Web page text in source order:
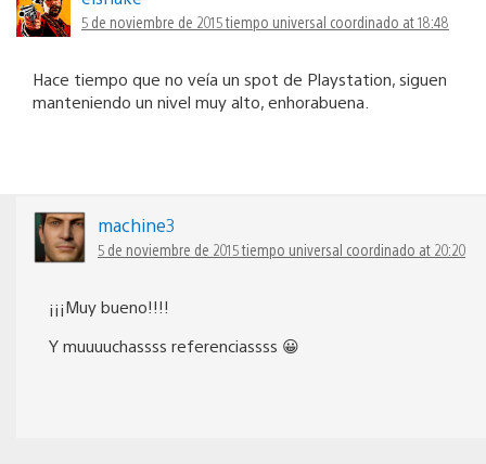
5 de noviembre de 2015 tiempo universal coordinado at 18:48
Hace tiempo que no veía un spot de Playstation, siguen
manteniendo un nivel muy alto, enhorabuena.
machine3
5 de noviembre de 2015 tiempo universal coordinado at 20:20
¡¡¡Muy bueno!!!!
Y muuuuchassss referenciassss 😀